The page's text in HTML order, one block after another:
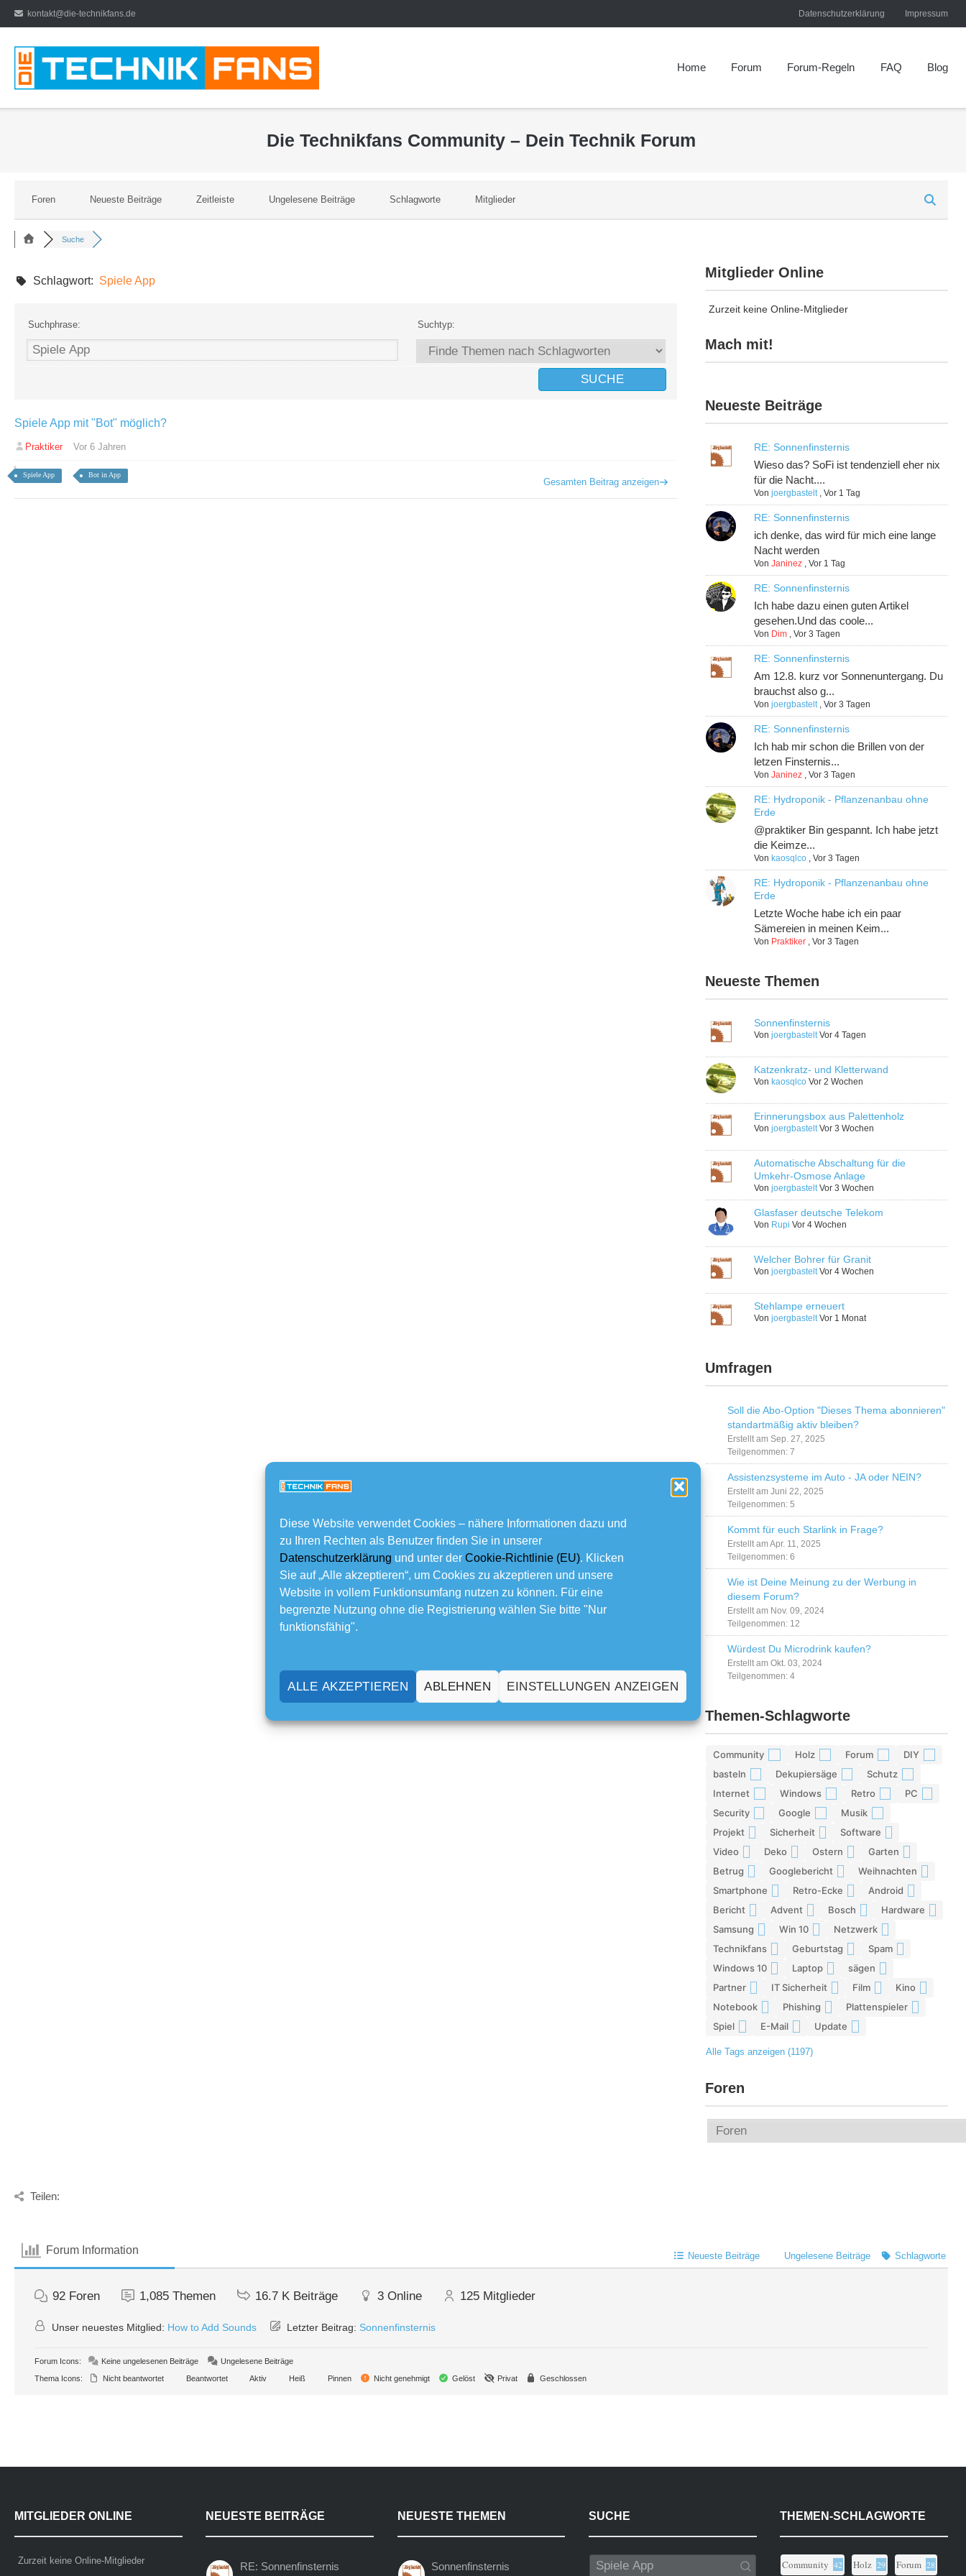
Diese Website verwendet Cookies – nähere Informationen dazu und
zu Ihren Rechten als Benutzer finden Sie in unserer
Datenschutzerklärung und unter der Cookie-Richtlinie (EU). Klicken
Sie auf „Alle akzeptieren“, um Cookies zu akzeptieren und unsere
Website in vollem Funktionsumfang nutzen zu können. Für eine
begrenzte Nutzung ohne die Registrierung wählen Sie bitte "Nur
funktionsfähig".
ALLE AKZEPTIEREN ABLEHNEN EINSTELLUNGEN ANZEIGEN
Direkt
zum
Inhalt
kontakt@die-technikfans.de Datenschutzerklärung Impressum
Home Forum Forum-Regeln FAQ Blog
Die Technikfans Community – Dein Technik Forum
Foren Neueste Beiträge Zeitleiste Ungelesene Beiträge Schlagworte Mitglieder
Suche
Schlagwort: Spiele App
Suchphrase: Suchtyp:
Spiele App mit "Bot" möglich?
Praktiker Vor 6 Jahren
Spiele App Bot in App
Gesamten Beitrag anzeigen
Mitglieder Online
Zurzeit keine Online-Mitglieder
Mach mit!
Neueste Beiträge
RE: Sonnenfinsternis
Wieso das? SoFi ist tendenziell eher nix
für die Nacht....
Vonjoergbastelt ,Vor 1 Tag
RE: Sonnenfinsternis
ich denke, das wird für mich eine lange
Nacht werden
VonJaninez ,Vor 1 Tag
RE: Sonnenfinsternis
Ich habe dazu einen guten Artikel
gesehen.Und das coole...
Von Dim ,Vor 3 Tagen
RE: Sonnenfinsternis
Am 12.8. kurz vor Sonnenuntergang. Du
brauchst also g...
Vonjoergbastelt ,Vor 3 Tagen
RE: Sonnenfinsternis
Ich hab mir schon die Brillen von der
letzen Finsternis...
VonJaninez ,Vor 3 Tagen
RE: Hydroponik - Pflanzenanbau ohne
Erde
@praktiker Bin gespannt. Ich habe jetzt
die Keimze...
Vonkaosqlco ,Vor 3 Tagen
RE: Hydroponik - Pflanzenanbau ohne
Erde
Letzte Woche habe ich ein paar
Sämereien in meinen Keim...
Von Praktiker ,Vor 3 Tagen
Neueste Themen
Sonnenfinsternis
Vonjoergbastelt Vor 4 Tagen
Katzenkratz- und Kletterwand
Vonkaosqlco Vor 2 Wochen
Erinnerungsbox aus Palettenholz
Vonjoergbastelt Vor 3 Wochen
Automatische Abschaltung für die
Umkehr-Osmose Anlage
Vonjoergbastelt Vor 3 Wochen
Glasfaser deutsche Telekom
Von Rupi Vor 4 Wochen
Welcher Bohrer für Granit
Vonjoergbastelt Vor 4 Wochen
Stehlampe erneuert
Vonjoergbastelt Vor 1 Monat
Umfragen
Soll die Abo-Option "Dieses Thema abonnieren"
standartmäßig aktiv bleiben?
Erstellt am Sep. 27, 2025
Teilgenommen: 7
Assistenzsysteme im Auto - JA oder NEIN?
Erstellt am Juni 22, 2025
Teilgenommen: 5
Kommt für euch Starlink in Frage?
Erstellt am Apr. 11, 2025
Teilgenommen: 6
Wie ist Deine Meinung zu der Werbung in
diesem Forum?
Erstellt am Nov. 09, 2024
Teilgenommen: 12
Würdest Du Microdrink kaufen?
Erstellt am Okt. 03, 2024
Teilgenommen: 4
Themen-Schlagworte
Community Holz Forum DIY
basteln Dekupiersäge Schutz
Internet Windows Retro PC
Security Google Musik
Projekt Sicherheit Software
Video Deko Ostern Garten
Betrug Googlebericht Weihnachten
Smartphone Retro-Ecke Android
Bericht Advent Bosch Hardware
Samsung Win 10 Netzwerk
Technikfans Geburtstag Spam
Windows 10 Laptop sägen
Partner IT Sicherheit Film Kino
Notebook Phishing Plattenspieler
Spiel E-Mail Update
Alle Tags anzeigen (1197)
Foren
Teilen:
Forum Information Neueste Beiträge Ungelesene Beiträge Schlagworte
92 Foren 1,085 Themen 16.7 K Beiträge 3 Online 125 Mitglieder
Unser neuestes Mitglied: How to Add Sounds Letzter Beitrag: Sonnenfinsternis
Forum Icons: Keine ungelesenen Beiträge
Ungelesene Beiträge
Thema Icons:
Nicht beantwortet Beantwortet Aktiv Heiß Pinnen Nicht genehmigt Gelöst Privat Geschlossen
MITGLIEDER ONLINE
Zurzeit keine Online-Mitglieder
NEUESTE BEITRÄGE
RE: Sonnenfinsternis
NEUESTE THEMEN
Sonnenfinsternis
SUCHE THEMEN-SCHLAGWORTE
Community 42 Holz 29 Forum 28